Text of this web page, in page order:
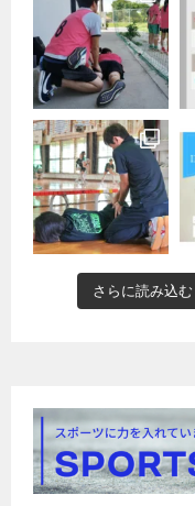
さらに読み込む